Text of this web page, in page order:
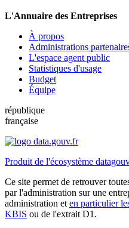
L'Annuaire des Entreprises
À propos
Administrations
L'espace agent public
Statistiques d'usage
Budget
Équipe
république
française
Produit de l'écosystème
Ce site permet de retrouver
par l'administration sur une
administration et en particulier
KBIS ou de l'extrait D1.